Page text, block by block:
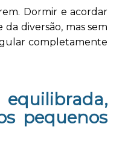
Dormir e acordar
diversão, mas sem
completamente
pequenos